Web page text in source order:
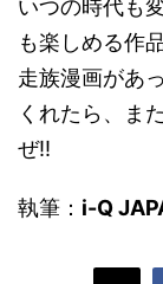
いつの時代も
も楽しめる作
走族漫画があ
くれたら、ま
ぜ!!
執筆： i-Q